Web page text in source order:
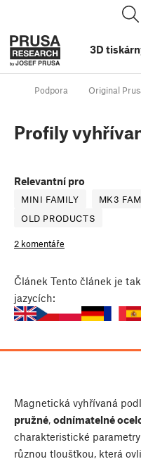
3D
Podpora Original
Profily
Relevantní pro
MINI FAMILY MK3
OLD PRODUCTS
2 komentáře
Článek Tento článek je
jazycích:
Magnetická vyhřívaná
pružné, odnímatelné
charakteristické
různou tloušťkou, která